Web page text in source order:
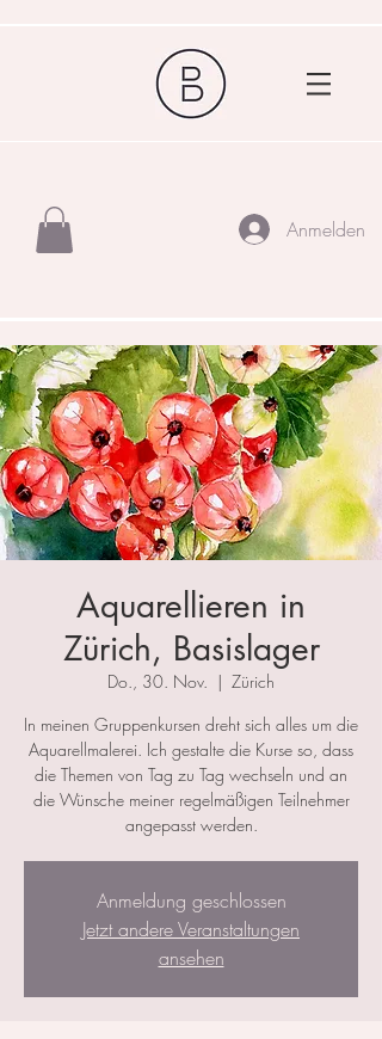
Anmelden
Aquarellieren in
Zürich, Basislager
Do., 30. Nov.
  |
Zürich
In meinen Gruppenkursen dreht sich alles um die
Aquarellmalerei. Ich gestalte die Kurse so, dass
die Themen von Tag zu Tag wechseln und an
die Wünsche meiner regelmäßigen Teilnehmer
angepasst werden.
Anmeldung geschlossen
Jetzt andere Veranstaltungen
ansehen